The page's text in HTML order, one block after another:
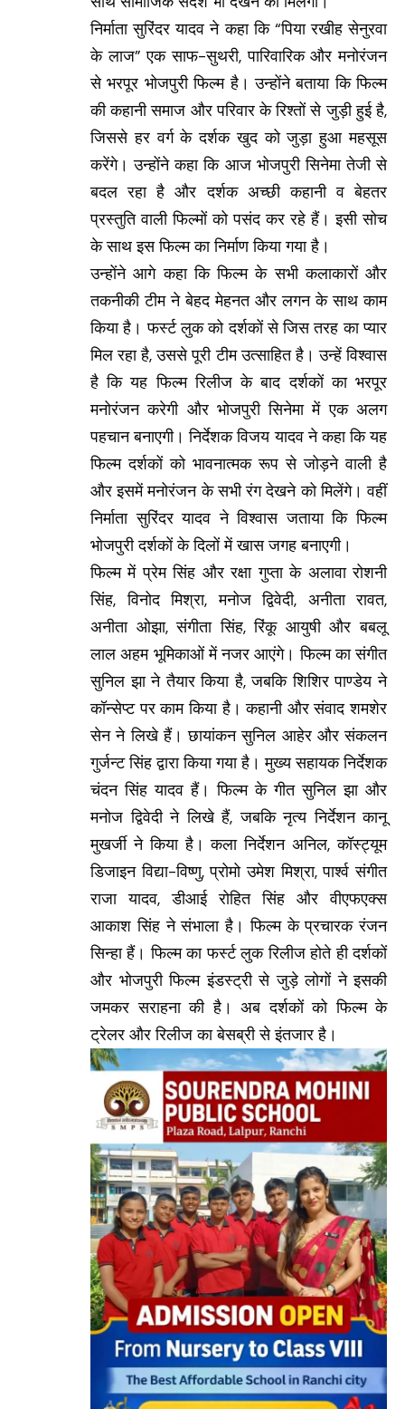
निर्माता सुरिंदर यादव ने कहा कि “पिया रखीह सेनुरवा
के लाज” एक साफ-सुथरी, पारिवारिक और मनोरंजन
से भरपूर भोजपुरी फिल्म है। उन्होंने बताया कि फिल्म
की कहानी समाज और परिवार के रिश्तों से जुड़ी हुई है,
जिससे हर वर्ग के दर्शक खुद को जुड़ा हुआ महसूस
करेंगे। उन्होंने कहा कि आज भोजपुरी सिनेमा तेजी से
बदल रहा है और दर्शक अच्छी कहानी व बेहतर
प्रस्तुति वाली फिल्मों को पसंद कर रहे हैं। इसी सोच
के साथ इस फिल्म का निर्माण किया गया है।
उन्होंने आगे कहा कि फिल्म के सभी कलाकारों और
तकनीकी टीम ने बेहद मेहनत और लगन के साथ काम
किया है। फर्स्ट लुक को दर्शकों से जिस तरह का प्यार
मिल रहा है, उससे पूरी टीम उत्साहित है। उन्हें विश्वास
है कि यह फिल्म रिलीज के बाद दर्शकों का भरपूर
मनोरंजन करेगी और भोजपुरी सिनेमा में एक अलग
पहचान बनाएगी। निर्देशक विजय यादव ने कहा कि यह
फिल्म दर्शकों को भावनात्मक रूप से जोड़ने वाली है
और इसमें मनोरंजन के सभी रंग देखने को मिलेंगे। वहीं
निर्माता सुरिंदर यादव ने विश्वास जताया कि फिल्म
भोजपुरी दर्शकों के दिलों में खास जगह बनाएगी।
फिल्म में प्रेम सिंह और रक्षा गुप्ता के अलावा रोशनी
सिंह, विनोद मिश्रा, मनोज द्विवेदी, अनीता रावत,
अनीता ओझा, संगीता सिंह, रिंकू आयुषी और बबलू
लाल अहम भूमिकाओं में नजर आएंगे। फिल्म का संगीत
सुनिल झा ने तैयार किया है, जबकि शिशिर पाण्डेय ने
कॉन्सेप्ट पर काम किया है। कहानी और संवाद शमशेर
सेन ने लिखे हैं। छायांकन सुनिल आहेर और संकलन
गुर्जन्ट सिंह द्वारा किया गया है। मुख्य सहायक निर्देशक
चंदन सिंह यादव हैं। फिल्म के गीत सुनिल झा और
मनोज द्विवेदी ने लिखे हैं, जबकि नृत्य निर्देशन कानू
मुखर्जी ने किया है। कला निर्देशन अनिल, कॉस्ट्यूम
डिजाइन विद्या-विष्णु, प्रोमो उमेश मिश्रा, पार्श्व संगीत
राजा यादव, डीआई रोहित सिंह और वीएफएक्स
आकाश सिंह ने संभाला है। फिल्म के प्रचारक रंजन
सिन्हा हैं। फिल्म का फर्स्ट लुक रिलीज होते ही दर्शकों
और भोजपुरी फिल्म इंडस्ट्री से जुड़े लोगों ने इसकी
जमकर सराहना की है। अब दर्शकों को फिल्म के
ट्रेलर और रिलीज का बेसब्री से इंतजार है।